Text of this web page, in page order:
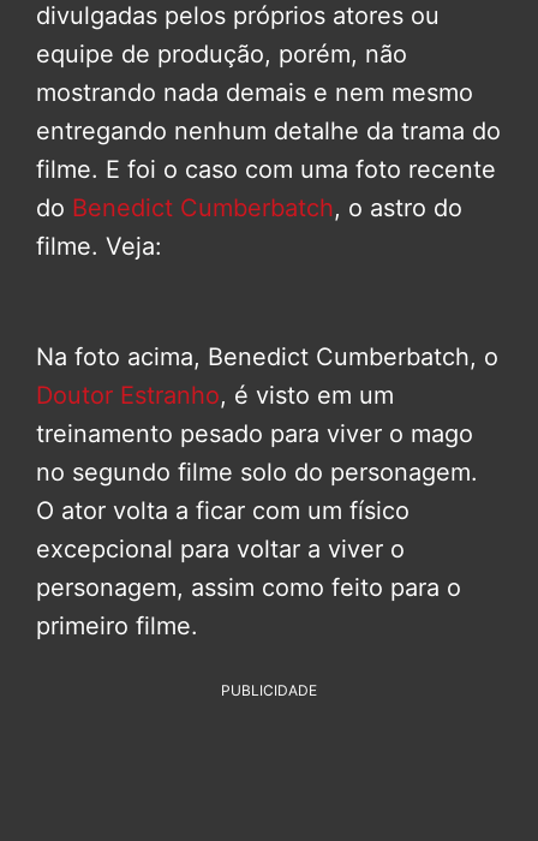
divulgadas pelos próprios atores ou
equipe de produção, porém, não
mostrando nada demais e nem mesmo
entregando nenhum detalhe da trama do
filme. E foi o caso com uma foto recente
do Benedict Cumberbatch, o astro do
filme. Veja:
Na foto acima, Benedict Cumberbatch, o
Doutor Estranho, é visto em um
treinamento pesado para viver o mago
no segundo filme solo do personagem.
O ator volta a ficar com um físico
excepcional para voltar a viver o
personagem, assim como feito para o
primeiro filme.
PUBLICIDADE